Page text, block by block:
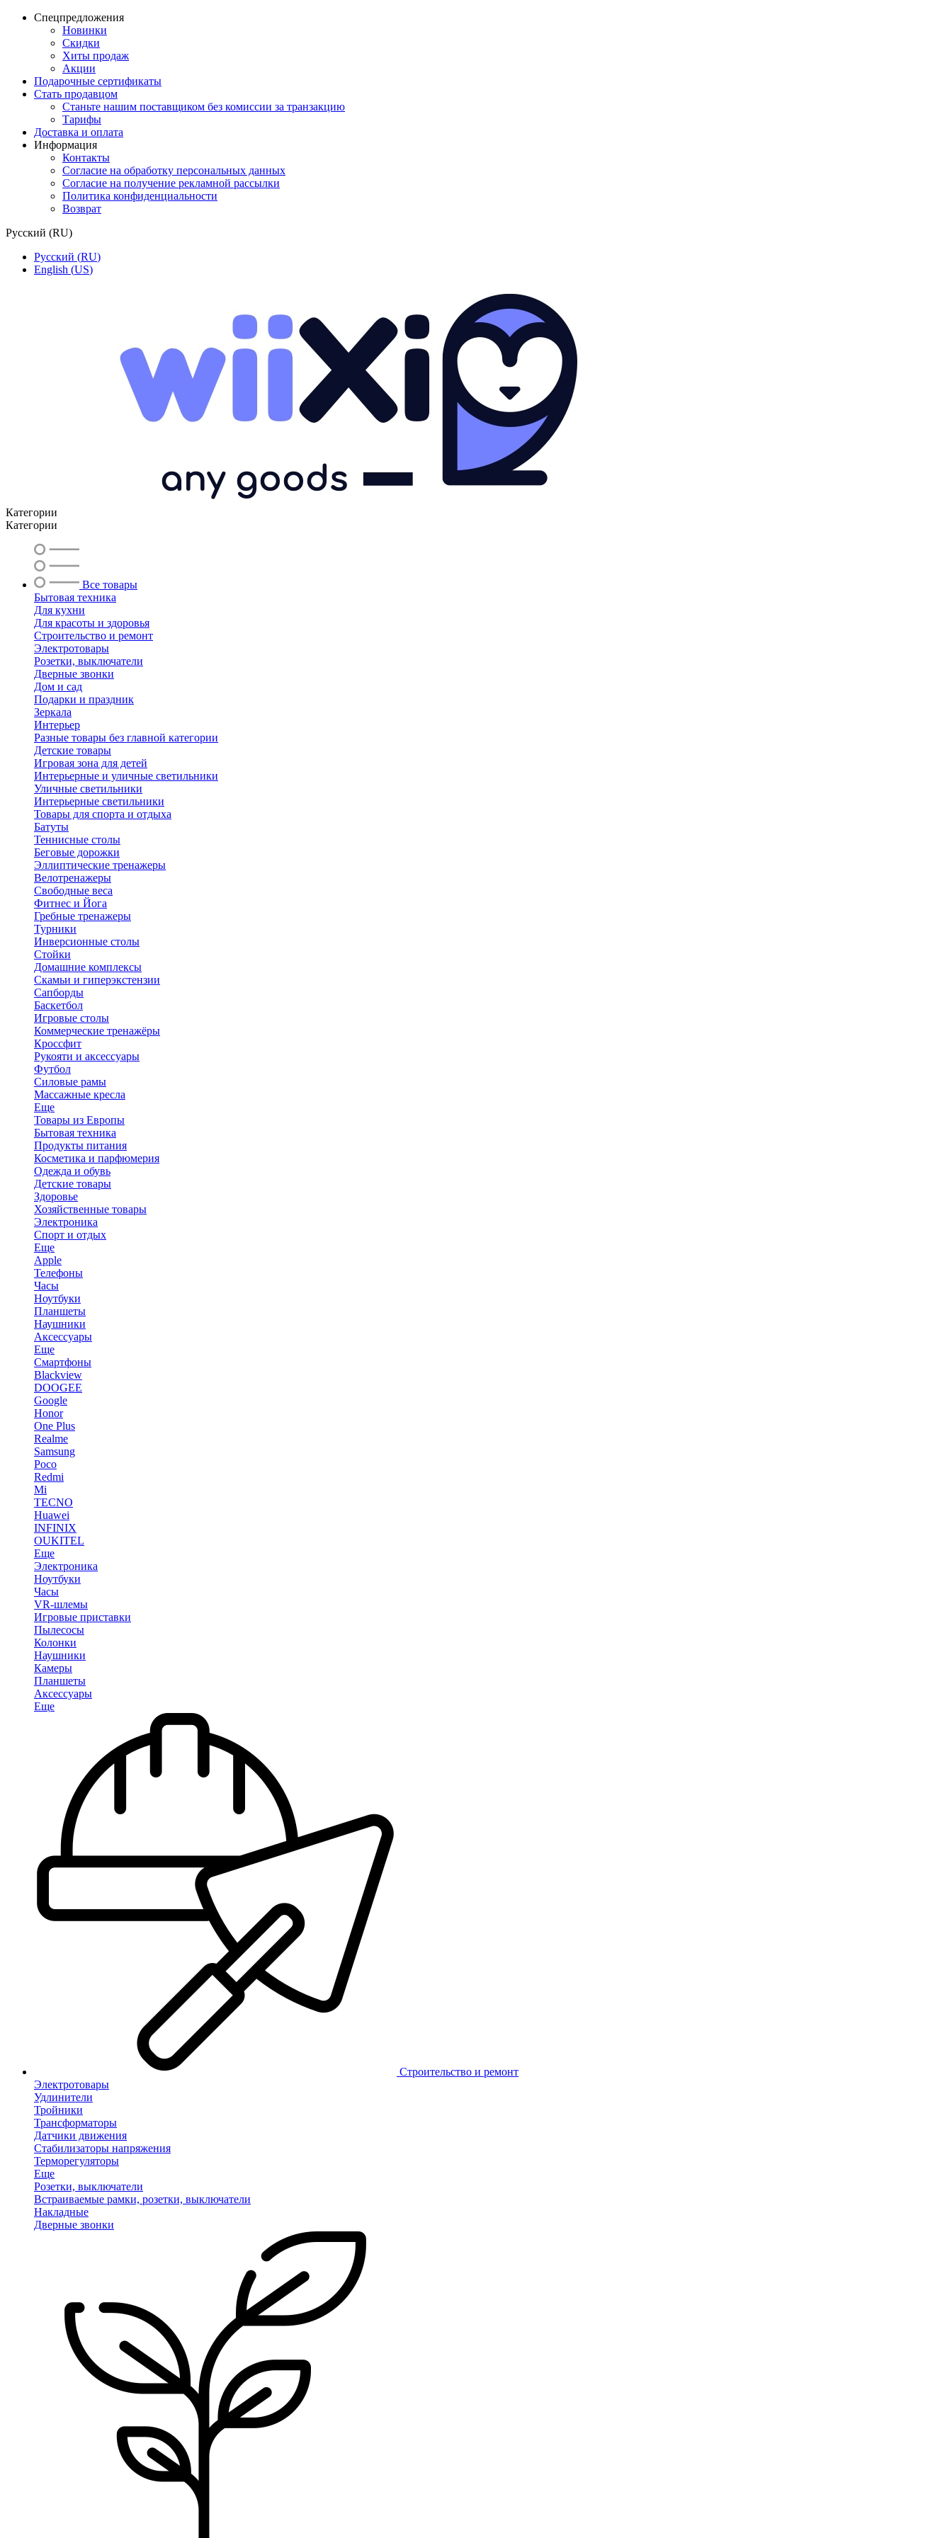
Спецпредложения
Новинки
Скидки
Хиты продаж
Акции
Подарочные сертификаты
Стать продавцом
Станьте нашим поставщиком без комиссии за транзакцию
Тарифы
Доставка и оплата
Информация
Контакты
Согласие на обработку персональных данных
Согласие на получение рекламной рассылки
Политика конфиденциальности
Возврат
Русский (RU)
Русский (RU)
English (US)
Категории
Категории
Все товары
Бытовая техника
Для кухни
Для красоты и здоровья
Строительство и ремонт
Электротовары
Розетки, выключатели
Дверные звонки
Дом и сад
Подарки и праздник
Зеркала
Интерьер
Разные товары без главной категории
Детские товары
Игровая зона для детей
Интерьерные и уличные светильники
Уличные светильники
Интерьерные светильники
Товары для спорта и отдыха
Батуты
Теннисные столы
Беговые дорожки
Эллиптические тренажеры
Велотренажеры
Свободные веса
Фитнес и Йога
Гребные тренажеры
Турники
Инверсионные столы
Стойки
Домашние комплексы
Скамьи и гиперэкстензии
Сапборды
Баскетбол
Игровые столы
Коммерческие тренажёры
Кроссфит
Рукояти и аксессуары
Футбол
Силовые рамы
Массажные кресла
Еще
Товары из Европы
Бытовая техника
Продукты питания
Косметика и парфюмерия
Одежда и обувь
Детские товары
Здоровье
Хозяйственные товары
Электроника
Спорт и отдых
Еще
Apple
Телефоны
Часы
Ноутбуки
Планшеты
Наушники
Аксессуары
Еще
Смартфоны
Blackview
DOOGEE
Google
Honor
One Plus
Realme
Samsung
Poco
Redmi
Mi
TECNO
Huawei
INFINIX
OUKITEL
Еще
Электроника
Ноутбуки
Часы
VR-шлемы
Игровые приставки
Пылесосы
Колонки
Наушники
Камеры
Планшеты
Аксессуары
Еще
Строительство и ремонт
Электротовары
Удлинители
Тройники
Трансформаторы
Датчики движения
Стабилизаторы напряжения
Терморегуляторы
Еще
Розетки, выключатели
Встраиваемые рамки, розетки, выключатели
Накладные
Дверные звонки